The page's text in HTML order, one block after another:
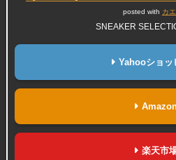
posted with カ
SNEAKER
Yahooショッ
楽天市